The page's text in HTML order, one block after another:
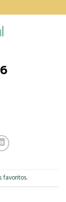
favoritos.